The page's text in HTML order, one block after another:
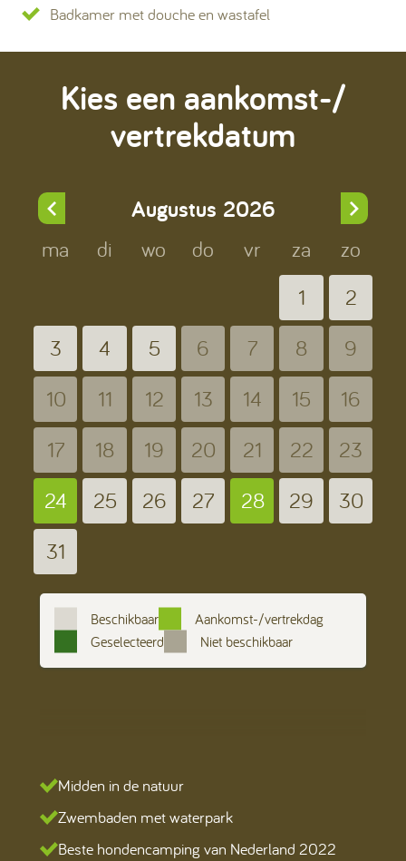
Badkamer met douche en wastafel
Kies een aankomst-/
vertrekdatum
Augustus 2026
ma di wo do vr za
zo
1
2
3
4 5 6 7 8
9
10
11 12 13 14 15
16
17
18 19 20 21 22
23
24
25 26 27 28 29
30
31
Beschikbaar
Aankomst-/vertrekdag
Geselecteerd
Niet beschikbaar
Midden in de natuur
Zwembaden met waterpark
Beste hondencamping van Nederland 2022